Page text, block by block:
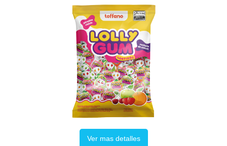
Ver mas detalles